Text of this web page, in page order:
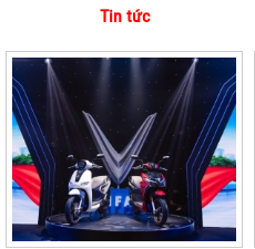
Tin tức